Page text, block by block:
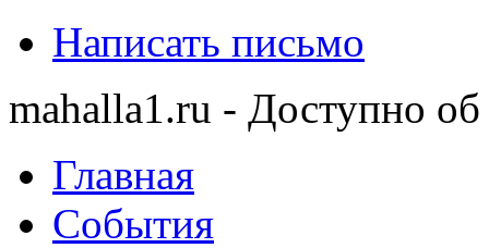
Написать письмо
mahalla1.ru - Доступно об
Главная
События